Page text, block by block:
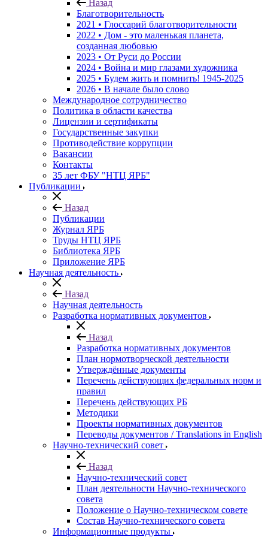
Назад
Благотворительность
2021 • Глоссарий благотворительности
2022 • Дом - это маленькая планета,
созданная любовью
2023 • От Руси до России
2024 • Война и мир глазами художника
2025 • Будем жить и помнить! 1945-2025
2026 • В начале было слово
Международное сотрудничество
Политика в области качества
Лицензии и сертификаты
Государственные закупки
Противодействие коррупции
Вакансии
Контакты
35 лет ФБУ "НТЦ ЯРБ"
Публикации
Назад
Публикации
Журнал ЯРБ
Труды НТЦ ЯРБ
Библиотека ЯРБ
Приложение ЯРБ
Научная деятельность
Назад
Научная деятельность
Разработка нормативных документов
Назад
Разработка нормативных документов
План нормотворческой деятельности
Утверждённые документы
Перечень действующих федеральных норм и
правил
Перечень действующих РБ
Методики
Проекты нормативных документов
Переводы документов / Translations in English
Научно-технический совет
Назад
Научно-технический совет
План деятельности Научно-технического
совета
Положение о Научно-техническом совете
Состав Научно-технического совета
Информационные продукты